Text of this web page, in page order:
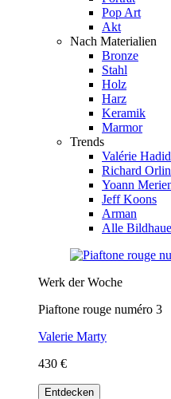
Pop Art
Akt
Nach Materialien
Bronze
Stahl
Holz
Harz
Keramik
Marmor
Trends
Valérie
Richard
Yoann
Jeff Koons
Arman
Alle
Werk der Woche
Piaftone rouge numéro 3
Valerie Marty
430 €
Entdecken